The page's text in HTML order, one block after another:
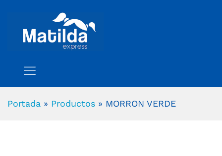
Portada » Productos » MORRON VERDE